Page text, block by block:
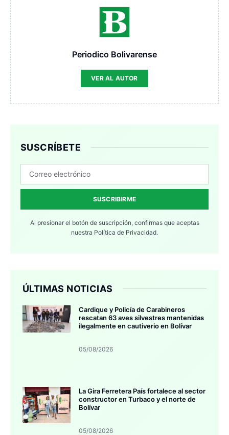
Periodico Bolivarense
VER AL AUTOR
SUSCRÍBETE
SUSCRIBIRME
Al presionar el botón de suscripción, confirmas que aceptas
nuestra Política de Privacidad.
ÚLTIMAS NOTICIAS
Cardique y Policía de Carabineros
rescatan 63 aves silvestres mantenidas
ilegalmente en cautiverio en Bolívar
05/08/2026
La Gira Ferretera País fortalece al sector
constructor en Turbaco y el norte de
Bolívar
05/08/2026